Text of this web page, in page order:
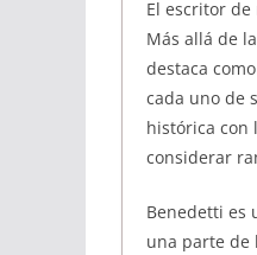
El escritor
Más allá de
destaca
cada uno de
histórica con
considerar
Benedetti es
una parte de